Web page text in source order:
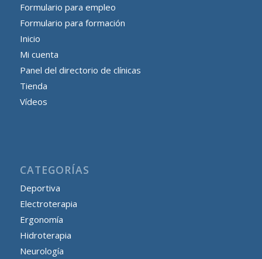
Formulario para empleo
Formulario para formación
Inicio
Mi cuenta
Panel del directorio de clínicas
Tienda
Vídeos
CATEGORÍAS
Deportiva
Electroterapia
Ergonomía
Hidroterapia
Neurología